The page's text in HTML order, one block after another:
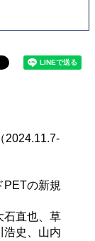
2024.11.7-
PETの新規
石直也、草
浩史、山内